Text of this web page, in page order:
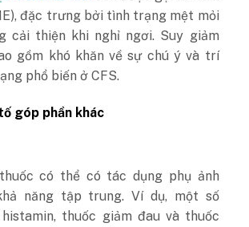
đặc trưng bởi tình trạng mệt mỏi
cải thiện khi nghỉ ngơi. Suy giảm
gồm khó khăn về sự chú ý và trí
phổ biến ở CFS.
góp phần khác
có thể có tác dụng phụ ảnh
năng tập trung. Ví dụ, một số
thuốc giảm đau và thuốc